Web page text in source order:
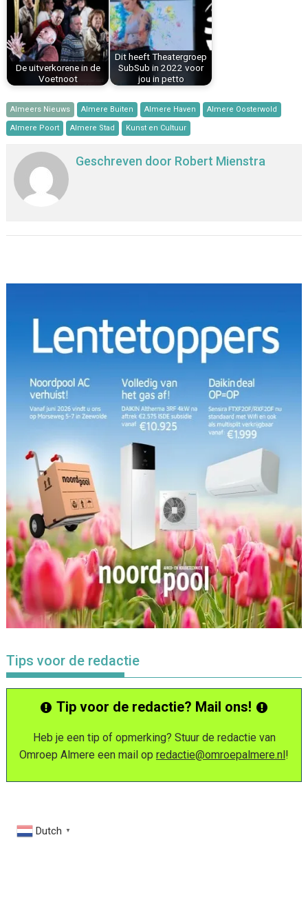
De uitverkorene in de
Voetnoot
Dit heeft Theatergroep
SubSub in 2022 voor
jou in petto
Almeers Nieuws Almere Buiten Almere Haven Almere Oosterwold
Almere Poort Almere Stad Kunst en Cultuur
Geschreven door Robert Mienstra
Tips voor de redactie
Tip voor de redactie? Mail ons!
Heb je een tip of opmerking? Stuur de redactie van
Omroep Almere een mail op redactie@omroepalmere.nl!
Dutch ▼